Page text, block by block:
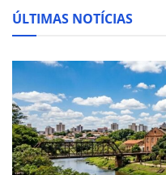
ÚLTIMAS NOTÍCIAS